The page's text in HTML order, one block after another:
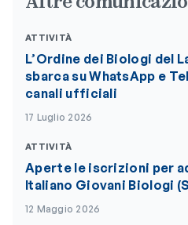
ATTIVITÀ
L’Ordine dei Biologi del
sbarca su WhatsApp e
canali ufficiali
17 Luglio 2026
ATTIVITÀ
Aperte le iscrizioni per
Italiano Giovani Biologi
12 Maggio 2026